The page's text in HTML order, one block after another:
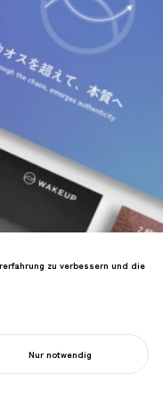
für Pioniere der Coaching-
Positionierung, was zum
der Anmeldungen beitrug.
zu verbessern und die
Nur notwendig